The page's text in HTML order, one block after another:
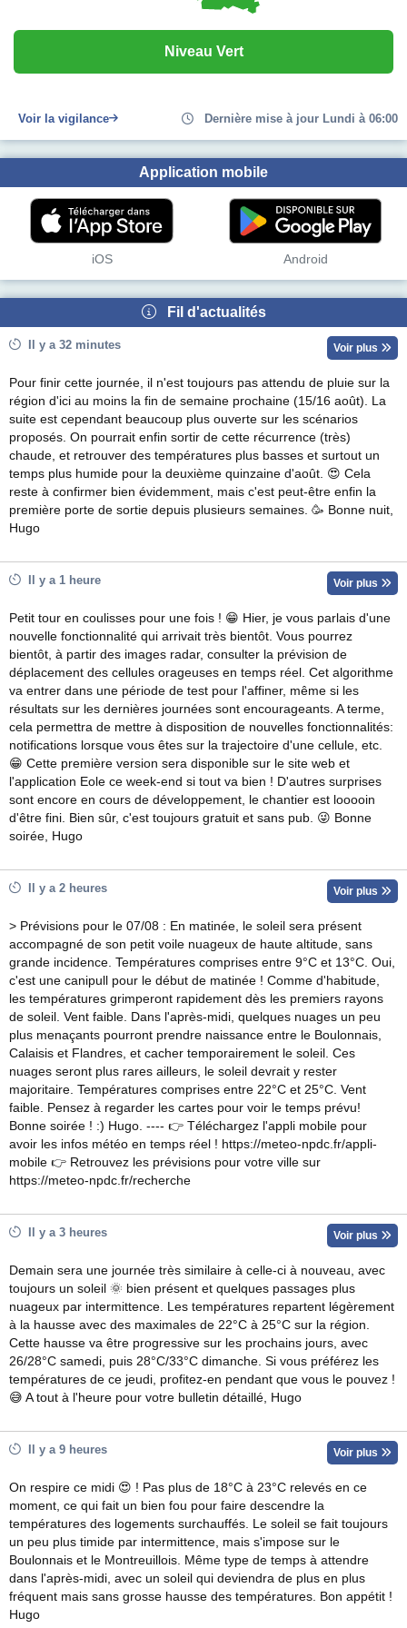
Niveau Vert
Voir la vigilance Dernière mise à jour Lundi à 06:00
Application mobile
iOS Android
Fil d'actualités
Il y a 32 minutes Voir plus
Pour finir cette journée, il n'est toujours pas attendu de pluie sur la
région d'ici au moins la fin de semaine prochaine (15/16 août). La
suite est cependant beaucoup plus ouverte sur les scénarios
proposés. On pourrait enfin sortir de cette récurrence (très)
chaude, et retrouver des températures plus basses et surtout un
temps plus humide pour la deuxième quinzaine d'août. 😍 Cela
reste à confirmer bien évidemment, mais c'est peut-être enfin la
première porte de sortie depuis plusieurs semaines. 🥳 Bonne nuit,
Hugo
Il y a 1 heure Voir plus
Petit tour en coulisses pour une fois ! 😁 Hier, je vous parlais d'une
nouvelle fonctionnalité qui arrivait très bientôt. Vous pourrez
bientôt, à partir des images radar, consulter la prévision de
déplacement des cellules orageuses en temps réel. Cet algorithme
va entrer dans une période de test pour l'affiner, même si les
résultats sur les dernières journées sont encourageants. A terme,
cela permettra de mettre à disposition de nouvelles fonctionnalités:
notifications lorsque vous êtes sur la trajectoire d'une cellule, etc.
😁 Cette première version sera disponible sur le site web et
l'application Eole ce week-end si tout va bien ! D'autres surprises
sont encore en cours de développement, le chantier est looooin
d'être fini. Bien sûr, c'est toujours gratuit et sans pub. 😜 Bonne
soirée, Hugo
Il y a 2 heures Voir plus
> Prévisions pour le 07/08 : En matinée, le soleil sera présent
accompagné de son petit voile nuageux de haute altitude, sans
grande incidence. Températures comprises entre 9°C et 13°C. Oui,
c'est une canipull pour le début de matinée ! Comme d'habitude,
les températures grimperont rapidement dès les premiers rayons
de soleil. Vent faible. Dans l'après-midi, quelques nuages un peu
plus menaçants pourront prendre naissance entre le Boulonnais,
Calaisis et Flandres, et cacher temporairement le soleil. Ces
nuages seront plus rares ailleurs, le soleil devrait y rester
majoritaire. Températures comprises entre 22°C et 25°C. Vent
faible. Pensez à regarder les cartes pour voir le temps prévu!
Bonne soirée ! :) Hugo. ---- 👉 Téléchargez l'appli mobile pour
avoir les infos météo en temps réel ! https://meteo-npdc.fr/appli-
mobile 👉 Retrouvez les prévisions pour votre ville sur
https://meteo-npdc.fr/recherche
Il y a 3 heures Voir plus
Demain sera une journée très similaire à celle-ci à nouveau, avec
toujours un soleil 🌞 bien présent et quelques passages plus
nuageux par intermittence. Les températures repartent légèrement
à la hausse avec des maximales de 22°C à 25°C sur la région.
Cette hausse va être progressive sur les prochains jours, avec
26/28°C samedi, puis 28°C/33°C dimanche. Si vous préférez les
températures de ce jeudi, profitez-en pendant que vous le pouvez !
😅 A tout à l'heure pour votre bulletin détaillé, Hugo
Il y a 9 heures Voir plus
On respire ce midi 😍 ! Pas plus de 18°C à 23°C relevés en ce
moment, ce qui fait un bien fou pour faire descendre la
températures des logements surchauffés. Le soleil se fait toujours
un peu plus timide par intermittence, mais s'impose sur le
Boulonnais et le Montreuillois. Même type de temps à attendre
dans l'après-midi, avec un soleil qui deviendra de plus en plus
fréquent mais sans grosse hausse des températures. Bon appétit !
Hugo